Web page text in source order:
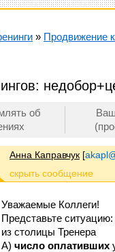
» Продвижение
об
Анна Каправчук [
Уважаемые Коллеги!
Представьте
из столицы Тренера
А) число оплативших